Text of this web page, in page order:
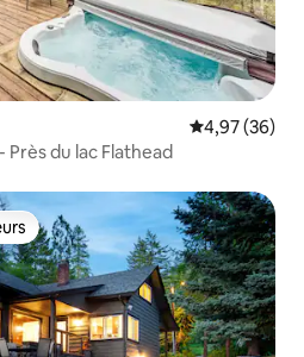
Évaluation
4,97 (36)
du lac Flathead
les plus appréciés